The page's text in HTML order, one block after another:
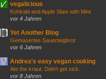
vegalicious
Kohlrabi and Apple Slaw with Mint
vor 4 Jahren
Yet Another Blog
Gemasertes Sauerteigbrot
vor 6 Jahren
Andrea's easy vegan cooking
Ate the kraut. Didn't get sick.
vor 8 Jahren